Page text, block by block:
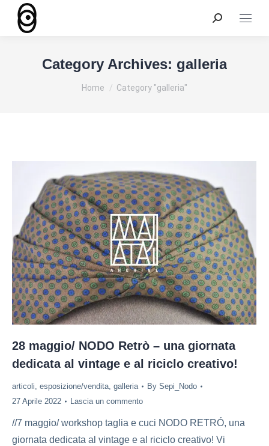
Search:
Category Archives: galleria
You are here:
Home Category "galleria"
28 maggio/ NODO Retrò – una giornata
dedicata al vintage e al riciclo creativo!
articoli, esposizione/vendita, galleria By Sepi_Nodo
27 Aprile 2022
Lascia un commento
//7 maggio/ workshop taglia e cuci NODO RETRÓ, una
giornata dedicata al vintage e al riciclo creativo! Vi